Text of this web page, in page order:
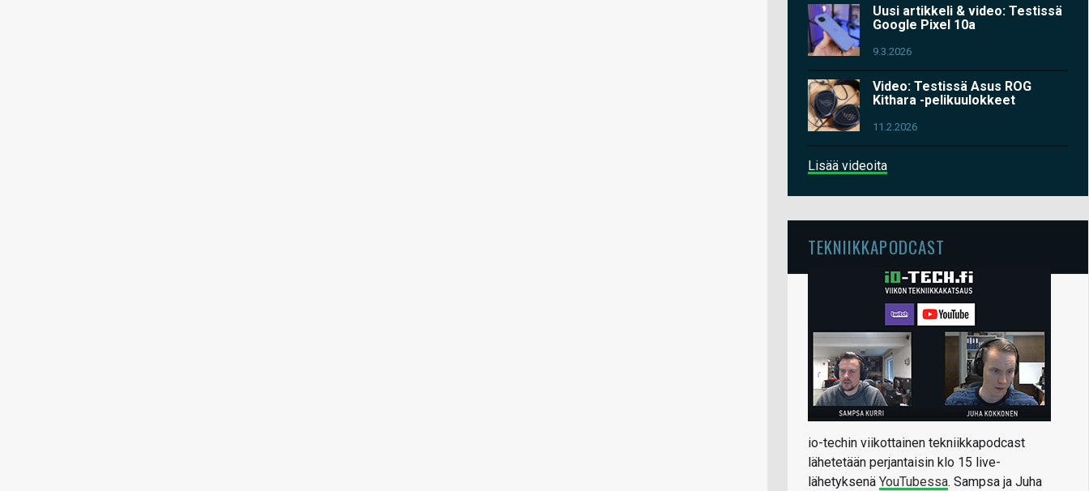
Uusi artikkeli & video: Testissä
Google Pixel 10a
9.3.2026
Video: Testissä Asus ROG
Kithara -pelikuulokkeet
11.2.2026
Lisää videoita
TEKNIIKKAPODCAST
io-techin viikottainen tekniikkapodcast
lähetetään perjantaisin klo 15 live-
lähetyksenä YouTubessa. Sampsa ja Juha